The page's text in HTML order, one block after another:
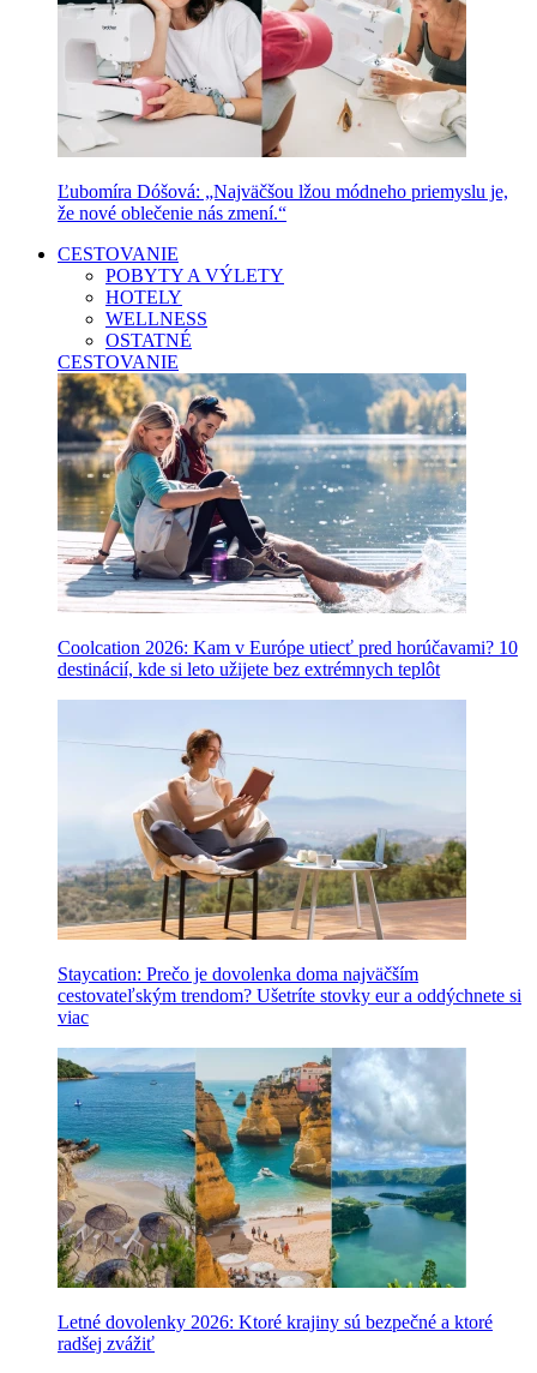
Ľubomíra Dóšová: „Najväčšou lžou módneho priemyslu je,
že nové oblečenie nás zmení.“
CESTOVANIE
POBYTY A VÝLETY
HOTELY
WELLNESS
OSTATNÉ
CESTOVANIE
Coolcation 2026: Kam v Európe utiecť pred horúčavami? 10
destinácií, kde si leto užijete bez extrémnych teplôt
Staycation: Prečo je dovolenka doma najväčším
cestovateľským trendom? Ušetríte stovky eur a oddýchnete si
viac
Letné dovolenky 2026: Ktoré krajiny sú bezpečné a ktoré
radšej zvážiť